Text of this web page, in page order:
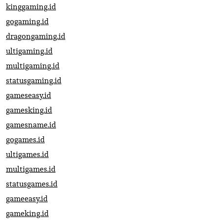
kinggaming.id
gogaming.id
dragongaming.id
ultigaming.id
multigaming.id
statusgaming.id
gameseasy.id
gamesking.id
gamesname.id
gogames.id
ultigames.id
multigames.id
statusgames.id
gameeasy.id
gameking.id